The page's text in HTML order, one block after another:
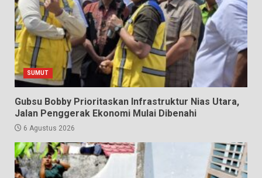
SUMUT
Gubsu Bobby Prioritaskan Infrastruktur Nias Utara,
Jalan Penggerak Ekonomi Mulai Dibenahi
6 Agustus 2026